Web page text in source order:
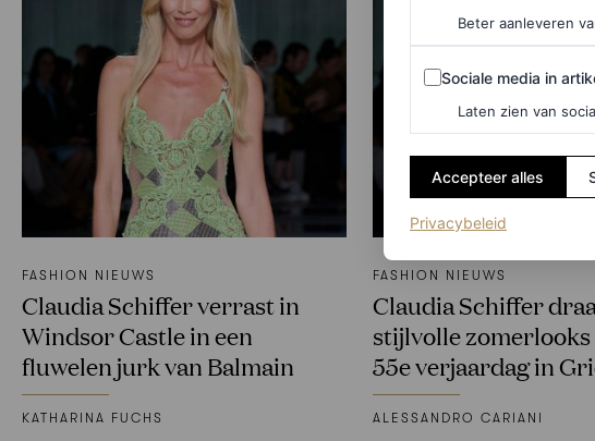
FASHION NIEUWS
Claudia Schiffer verrast in
Windsor Castle in een
fluwelen jurk van Balmain
KATHARINA FUCHS
FASHION NIEUWS
Claudia Schiffer
stijlvolle
55e verjaardag in
ALESSANDRO CARIANI
Beter aanleveren
Sociale media in
Sociale media in
Laten zien van
Accepteer alles
Privacybeleid